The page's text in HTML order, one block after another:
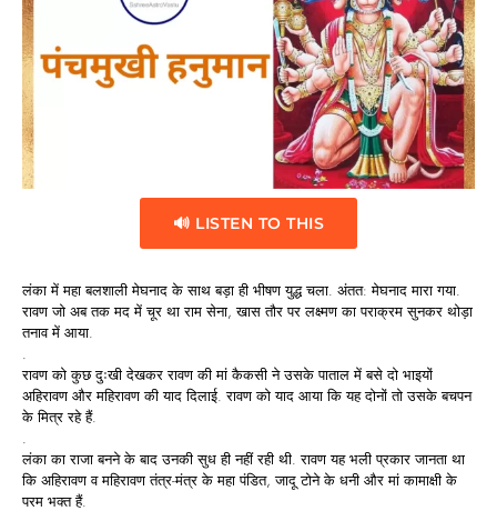
🔊 LISTEN TO THIS
लंका में महा बलशाली मेघनाद के साथ बड़ा ही भीषण युद्ध चला. अंतत: मेघनाद मारा गया.
रावण जो अब तक मद में चूर था राम सेना, खास तौर पर लक्ष्मण का पराक्रम सुनकर थोड़ा
तनाव में आया.
.
रावण को कुछ दुःखी देखकर रावण की मां कैकसी ने उसके पाताल में बसे दो भाइयों
अहिरावण और महिरावण की याद दिलाई. रावण को याद आया कि यह दोनों तो उसके बचपन
के मित्र रहे हैं.
.
लंका का राजा बनने के बाद उनकी सुध ही नहीं रही थी. रावण यह भली प्रकार जानता था
कि अहिरावण व महिरावण तंत्र-मंत्र के महा पंडित, जादू टोने के धनी और मां कामाक्षी के
परम भक्त हैं.